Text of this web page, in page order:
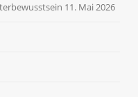
11. Mai 2026